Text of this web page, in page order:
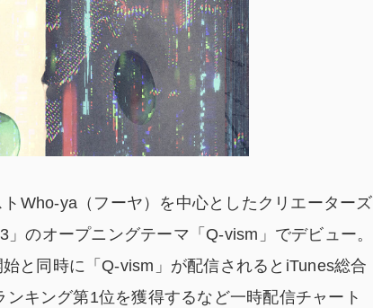
Who-ya（フーヤ）を中心としたクリエーターズ
のオープニングテーマ「Q-vism」でデビュー。
と同時に「Q-vism」が配信されるとiTunes総合
キング第1位を獲得するなど一時配信チャート